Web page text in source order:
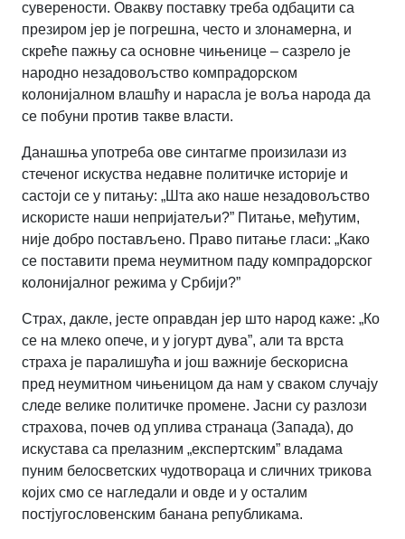
суверености. Овакву поставку треба одбацити са
презиром јер је погрешна, често и злонамерна, и
скреће пажњу са основне чињенице – сазрело је
народно незадовољство компрадорском
колонијалном влашћу и нарасла је воља народа да
се побуни против такве власти.
Данашња употреба ове синтагме произилази из
стеченог искуства недавне политичке историје и
састоји се у питању: „Шта ако наше незадовољство
искористе наши непријатељи?” Питање, међутим,
није добро постављено. Право питање гласи: „Како
се поставити према неумитном паду компрадорског
колонијалног режима у Србији?”
Страх, дакле, јесте оправдан јер што народ каже: „Ко
се на млеко опече, и у јогурт дува”, али та врста
страха је паралишућа и још важније бескорисна
пред неумитном чињеницом да нам у сваком случају
следе велике политичке промене. Јасни су разлози
страхова, почев од уплива странаца (Запада), до
искустава са прелазним „експертским” владама
пуним белосветских чудотвораца и сличних трикова
којих смо се нагледали и овде и у осталим
постјугословенским банана републикама.